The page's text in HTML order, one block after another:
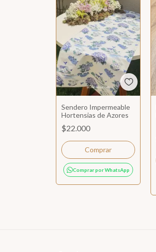
Sendero Impermeable
Hortensias de Azores
$22.000
Comprar por WhatsApp